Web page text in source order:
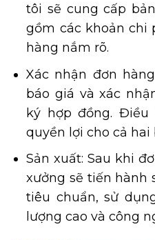
tôi sẽ cung cấp
gồm các khoản chi
hàng nắm rõ.
Xác nhận đơn
báo giá và xác
ký hợp đồng. Điều
quyền lợi cho cả hai
Sản xuất: Sau khi
xưởng sẽ tiến hành
tiêu chuẩn, sử
lượng cao và công